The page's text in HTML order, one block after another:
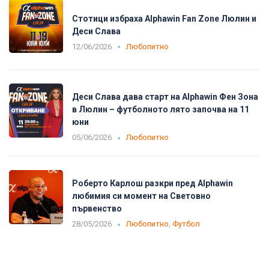
Стотици избраха Alphawin Fan Zone Люлин и
Деси Слава
12/06/2026 Любопитно
Деси Слава дава старт на Alphawin Фен Зона
в Люлин – футболното лято започва на 11
юни
05/06/2026 Любопитно
Роберто Карлош разкри пред Alphawin
любимия си момент на Световно
първенство
28/05/2026 Любопитно, Футбол